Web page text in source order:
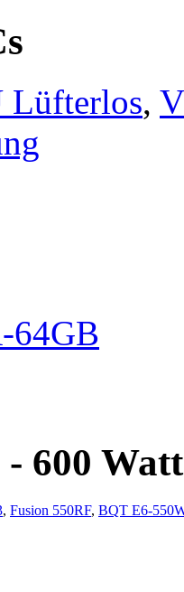
Lüfterlos,
64GB
- 600 Watt
, Fusion 550RF, BQT E6-